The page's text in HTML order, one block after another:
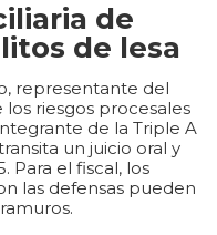
de
de lesa
representante del
riesgos procesales
de la Triple A
un juicio oral y
Para el fiscal, los
las defensas pueden